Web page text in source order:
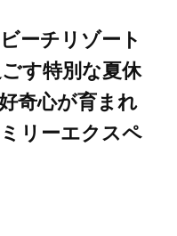
ーチリゾート
す特別な夏休
奇心が育まれ
リーエクスペ